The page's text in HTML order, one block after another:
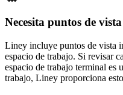
Necesita puntos de
Liney incluye puntos de vista
espacio de trabajo. Si revisar
espacio de trabajo terminal es
trabajo, Liney proporciona